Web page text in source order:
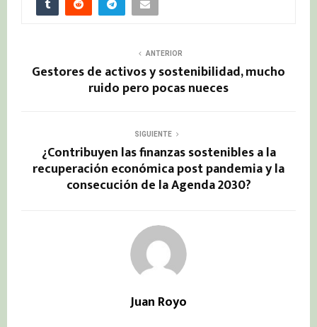
ANTERIOR
Gestores de activos y sostenibilidad, mucho
ruido pero pocas nueces
SIGUIENTE
¿Contribuyen las finanzas sostenibles a la
recuperación económica post pandemia y la
consecución de la Agenda 2030?
Juan Royo